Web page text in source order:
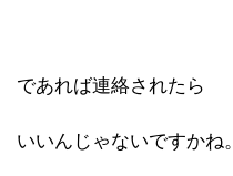
であれば連絡されたら
いいんじゃないですかね。